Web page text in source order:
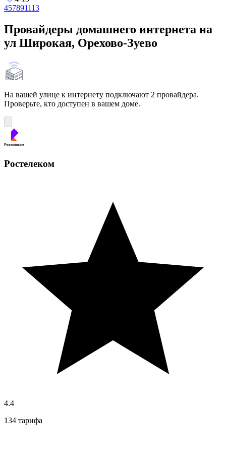
457891113
Провайдеры домашнего интернета на
ул Широкая, Орехово-Зуево
На вашей улице к интернету подключают 2 провайдера.
Проверьте, кто доступен в вашем доме.
Ростелеком
4.4
134 тарифа